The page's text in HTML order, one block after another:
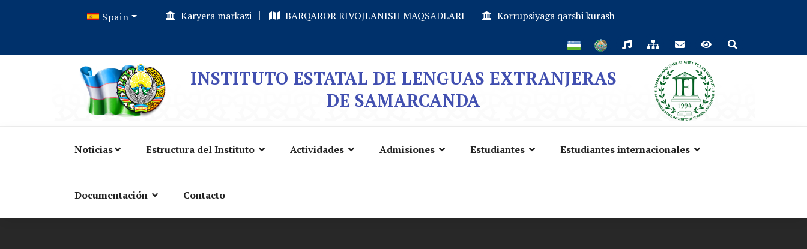
Spain Karyera markazi BARQAROR RIVOJLANISH MAQSADLARI Korrupsiyaga qarshi kurash
INSTITUTO ESTATAL DE LENGUAS EXTRANJERAS
DE SAMARCANDA
Noticias Estructura del Instituto Actividades Admisiones Estudiantes Estudiantes internacionales
Documentación Contacto